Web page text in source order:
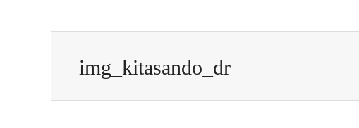
img_kitasando_dr